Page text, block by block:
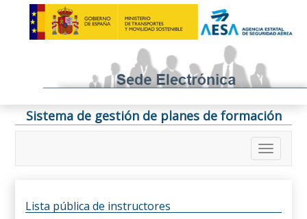
Sistema de gestión de planes de formación
Lista pública de instructores